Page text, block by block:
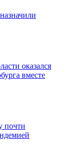
оказался
вместе
почти